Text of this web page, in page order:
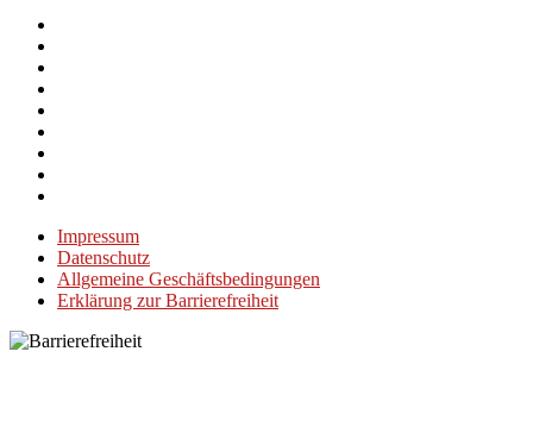
Impressum
Datenschutz
Allgemeine Geschäftsbedingungen
Erklärung zur Barrierefreiheit